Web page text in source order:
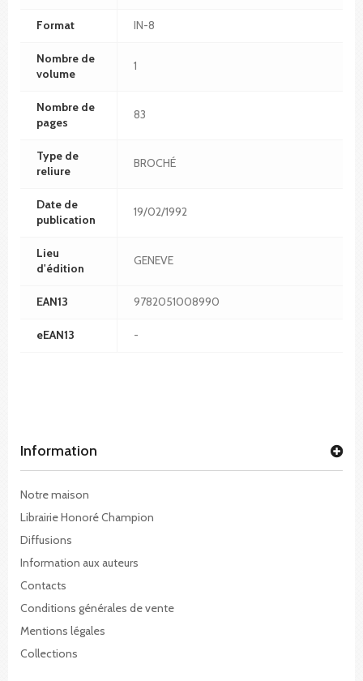
Format IN-8
Nombre de
volume
1
Nombre de
pages
83
Type de
reliure
BROCHÉ
Date de
publication
19/02/1992
Lieu
d'édition
GENEVE
EAN13 9782051008990
eEAN13 -
Information
Notre maison
Librairie Honoré Champion
Diffusions
Information aux auteurs
Contacts
Conditions générales de vente
Mentions légales
Collections